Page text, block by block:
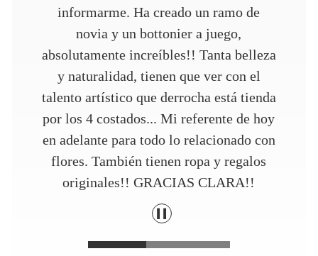
tan complicado. Las encontré por
casualidad paseando por Madrid, y me
enamoré de su tienda. Me prepararon un
ramo de muestra en un momento y ya no
busqué más. Hicieron un trabajo
impecable y entendieron a la perfección
lo que quería. No tengo ni una pega.
Superrecomendables. ¡Gracias, chicas!